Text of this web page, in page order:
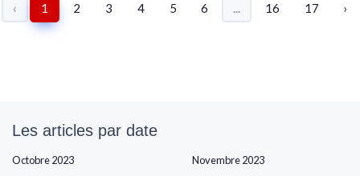
‹ 1 2 3 4 5 6 ... 16 17 ›
Les articles par date
Octobre 2023
Novembre 2023